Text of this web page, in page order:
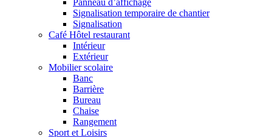
Panneau d’affichage
Signalisation temporaire de chantier
Signalisation
Café Hôtel restaurant
Intérieur
Extérieur
Mobilier scolaire
Banc
Barrière
Bureau
Chaise
Rangement
Sport et Loisirs